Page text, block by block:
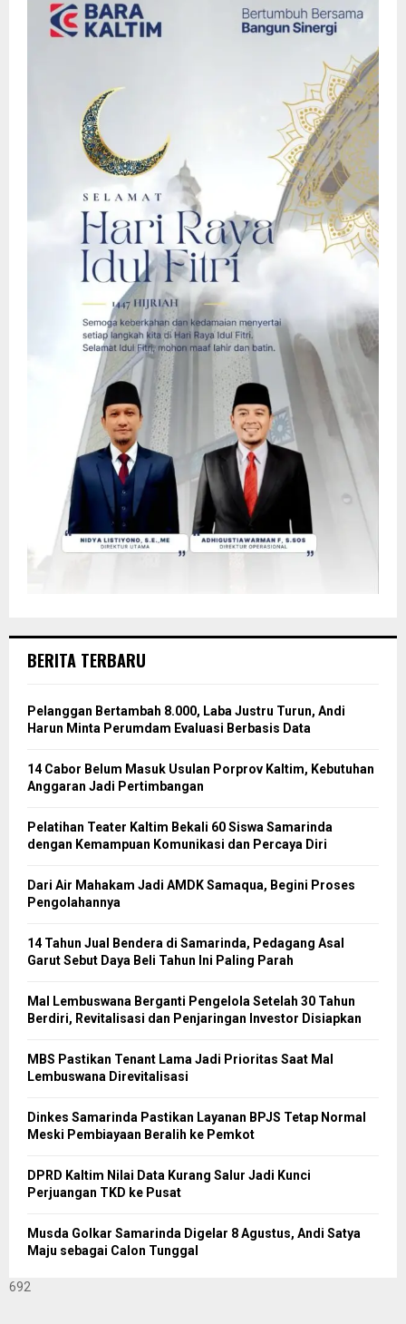
BERITA TERBARU
Pelanggan Bertambah 8.000, Laba Justru Turun, Andi
Harun Minta Perumdam Evaluasi Berbasis Data
14 Cabor Belum Masuk Usulan Porprov Kaltim, Kebutuhan
Anggaran Jadi Pertimbangan
Pelatihan Teater Kaltim Bekali 60 Siswa Samarinda
dengan Kemampuan Komunikasi dan Percaya Diri
Dari Air Mahakam Jadi AMDK Samaqua, Begini Proses
Pengolahannya
14 Tahun Jual Bendera di Samarinda, Pedagang Asal
Garut Sebut Daya Beli Tahun Ini Paling Parah
Mal Lembuswana Berganti Pengelola Setelah 30 Tahun
Berdiri, Revitalisasi dan Penjaringan Investor Disiapkan
MBS Pastikan Tenant Lama Jadi Prioritas Saat Mal
Lembuswana Direvitalisasi
Dinkes Samarinda Pastikan Layanan BPJS Tetap Normal
Meski Pembiayaan Beralih ke Pemkot
DPRD Kaltim Nilai Data Kurang Salur Jadi Kunci
Perjuangan TKD ke Pusat
Musda Golkar Samarinda Digelar 8 Agustus, Andi Satya
Maju sebagai Calon Tunggal
692